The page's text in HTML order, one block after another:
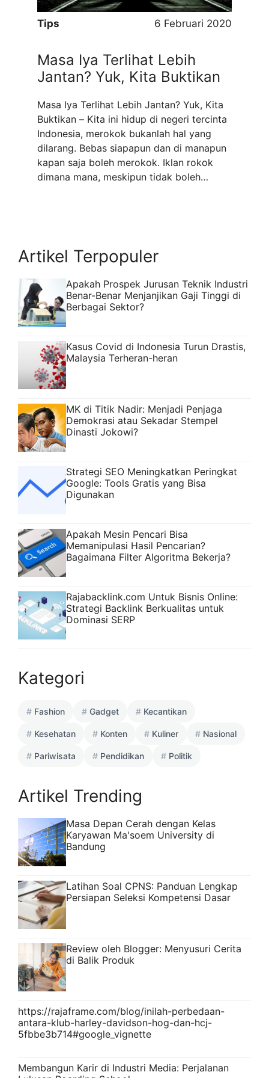
Tips 6 Februari 2020
Masa Iya Terlihat Lebih
Jantan? Yuk, Kita Buktikan
Masa Iya Terlihat Lebih Jantan? Yuk, Kita
Buktikan – Kita ini hidup di negeri tercinta
Indonesia, merokok bukanlah hal yang
dilarang. Bebas siapapun dan di manapun
kapan saja boleh merokok. Iklan rokok
dimana mana, meskipun tidak boleh
Read more
Artikel Terpopuler
Apakah Prospek Jurusan Teknik Industri
Benar-Benar Menjanjikan Gaji Tinggi di
Berbagai Sektor?
Kasus Covid di Indonesia Turun Drastis,
Malaysia Terheran-heran
MK di Titik Nadir: Menjadi Penjaga
Demokrasi atau Sekadar Stempel
Dinasti Jokowi?
Strategi SEO Meningkatkan Peringkat
Google: Tools Gratis yang Bisa
Digunakan
Apakah Mesin Pencari Bisa
Memanipulasi Hasil Pencarian?
Bagaimana Filter Algoritma Bekerja?
Rajabacklink.com Untuk Bisnis Online:
Strategi Backlink Berkualitas untuk
Dominasi SERP
Kategori
Fashion Gadget Kecantikan
Kesehatan Konten Kuliner Nasional
Pariwisata Pendidikan Politik
Artikel Trending
Masa Depan Cerah dengan Kelas
Karyawan Ma'soem University di
Bandung
Latihan Soal CPNS: Panduan Lengkap
Persiapan Seleksi Kompetensi Dasar
Review oleh Blogger: Menyusuri Cerita
di Balik Produk
https://rajaframe.com/blog/inilah-perbedaan-
antara-klub-harley-davidson-hog-dan-hcj-
5fbbe3b714#google_vignette
Membangun Karir di Industri Media: Perjalanan